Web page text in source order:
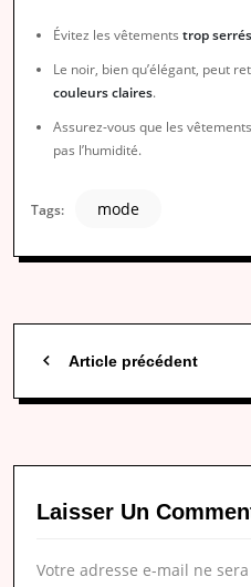
Évitez les vêtements trop serrés
Le noir, bien qu’élégant, peut
couleurs claires.
Assurez-vous que les
pas l’humidité.
Tags: mode
Article précédent
Laisser Un
Votre adresse e-mail ne